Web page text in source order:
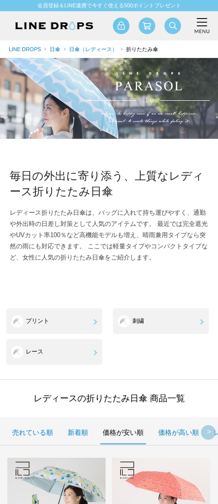
会員登録＆LINE連携で今すぐ使える500ポイントプレゼント
LINE DROPS 日傘 日傘（レディース） 折りたたみ傘
毎日の外出に寄り添う、上質なレディ
ース折りたたみ日傘
レディース折りたたみ日傘は、バッグに入れて持ち運びやすく、通勤
や外出時の日差し対策として人気のアイテムです。 最近では完全遮光
やUVカット率100％など高機能モデルも増え、晴雨兼用タイプなら突
然の雨にも対応できます。 ここでは軽量タイプやコンパクトタイプな
ど、女性に人気の折りたたみ日傘をご紹介します。
プリント 刺繍
レース
レディースの折りたたみ日傘 商品一覧
売れている順 新着順 価格が安い順 価格が高い順